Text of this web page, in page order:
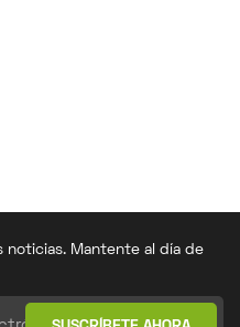
noticias. Mantente al día de